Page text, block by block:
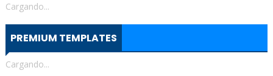
Cargando...
PREMIUM TEMPLATES
Cargando...